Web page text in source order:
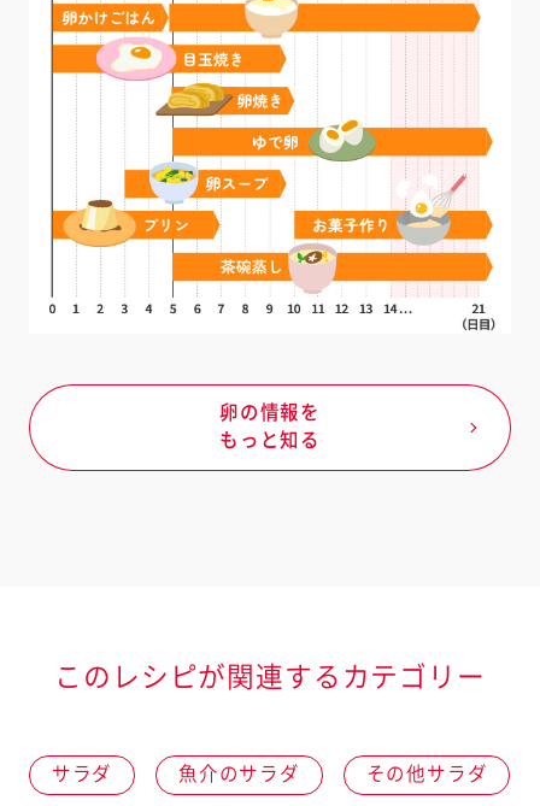
卵の情報を
もっと知る
このレシピが関連するカテゴリー
サラダ 魚介のサラダ その他サラダ